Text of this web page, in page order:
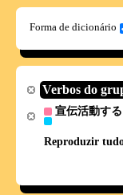
Forma de dicionário
Verbos do
Reproduzir
宣伝活動す